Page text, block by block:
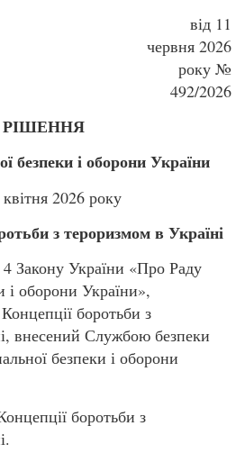
від 11
червня 2026
року №
492/2026
РІШЕННЯ
безпеки і оборони України
квітня 2026 року
з тероризмом в Україні
4 Закону України «Про Раду
і оборони України»,
боротьби з
внесений Службою безпеки
безпеки і оборони
боротьби з